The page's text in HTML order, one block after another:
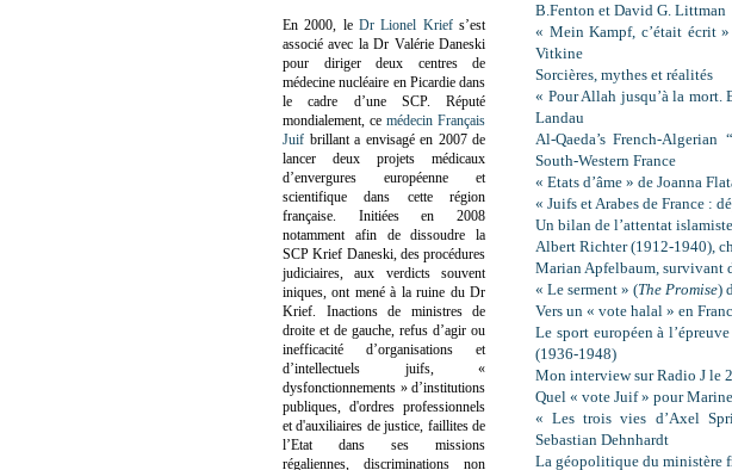
B.Fenton et David G. Littman
« Mein Kampf, c’était écrit
Vitkine
Sorcières, mythes et réalités
« Pour Allah jusqu’à la mort.
Landau
Al-Qaeda’s French-
South-Western France
« Etats d’âme » de Joanna
« Juifs et Arabes de France :
Un bilan de l’attentat
Albert Richter (1912-1940),
Marian Apfelbaum, survivant
« Le serment » (The Promise)
Vers un « vote halal » en
Le sport européen à
(1936-1948)
Mon interview sur Radio J le
Quel « vote Juif » pour
« Les trois vies d’Axel
Sebastian Dehnhardt
La géopolitique du ministère
En 2000, le Dr Lionel Kriefs’est
associé avec la Dr Valérie Daneski
pour diriger deux centres de
médecine nucléaire en Picardie dans
le cadre d’une SCP. Réputé
mondialement, ce médecin Français
Juif brillant a envisagé en 2007 de
lancer deux projets médicaux
d’envergures européenne et
scientifique dans cette région
française. Initiées en 2008
notamment afin de dissoudre la
SCP Krief Daneski, des procédures
judiciaires, aux verdicts souvent
iniques, ont mené à la ruine du Dr
Krief. Inactions de ministres de
droite et de gauche, refus d’agir ou
inefficacité d’organisations et
d’intellectuels juifs, «
dysfonctionnements » d’institutions
publiques, d'ordres professionnels
et d'auxiliaires de justice, faillites de
l’Etat dans ses missions
régaliennes, discriminations non